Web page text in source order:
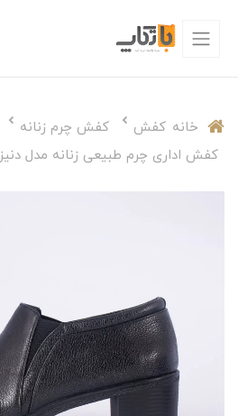
خانه کفش کفش چرم زنانه
کفش اداری چرم طبیعی زنانه مدل دنیز